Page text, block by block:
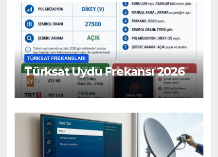
TÜRKSAT FREKANSLARI
Türksat Uydu Frekansı 2026